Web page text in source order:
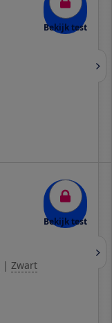
Bekijk test
Bekijk test
| Zwart